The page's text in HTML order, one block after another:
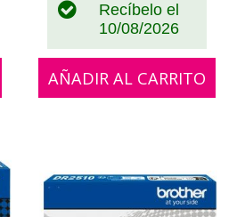
Recíbelo el
10/08/2026
AÑADIR AL CARRITO